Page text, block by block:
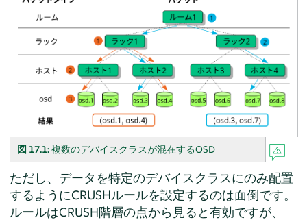
図 17.1:複数のデバイスクラスが混在するOSD
ただし、データを特定のデバイスクラスにのみ配置
するようにCRUSHルールを設定するのは面倒です。
ルールはCRUSH階層の点から見ると有効ですが、